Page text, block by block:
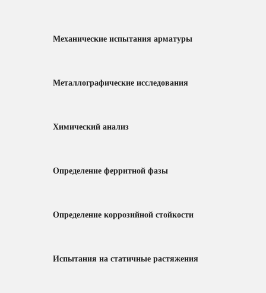
Механические испытания арматуры
Металлографические исследования
Химический анализ
Определение ферритной фазы
Определение коррозийной стойкости
Испытания на статичные растяжения